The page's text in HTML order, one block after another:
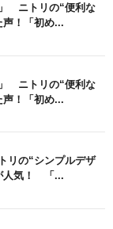
」 ニトリの“便利な
声！「初め...
」 ニトリの“便利な
声！「初め...
リの“シンプルデザ
人気！ 「...